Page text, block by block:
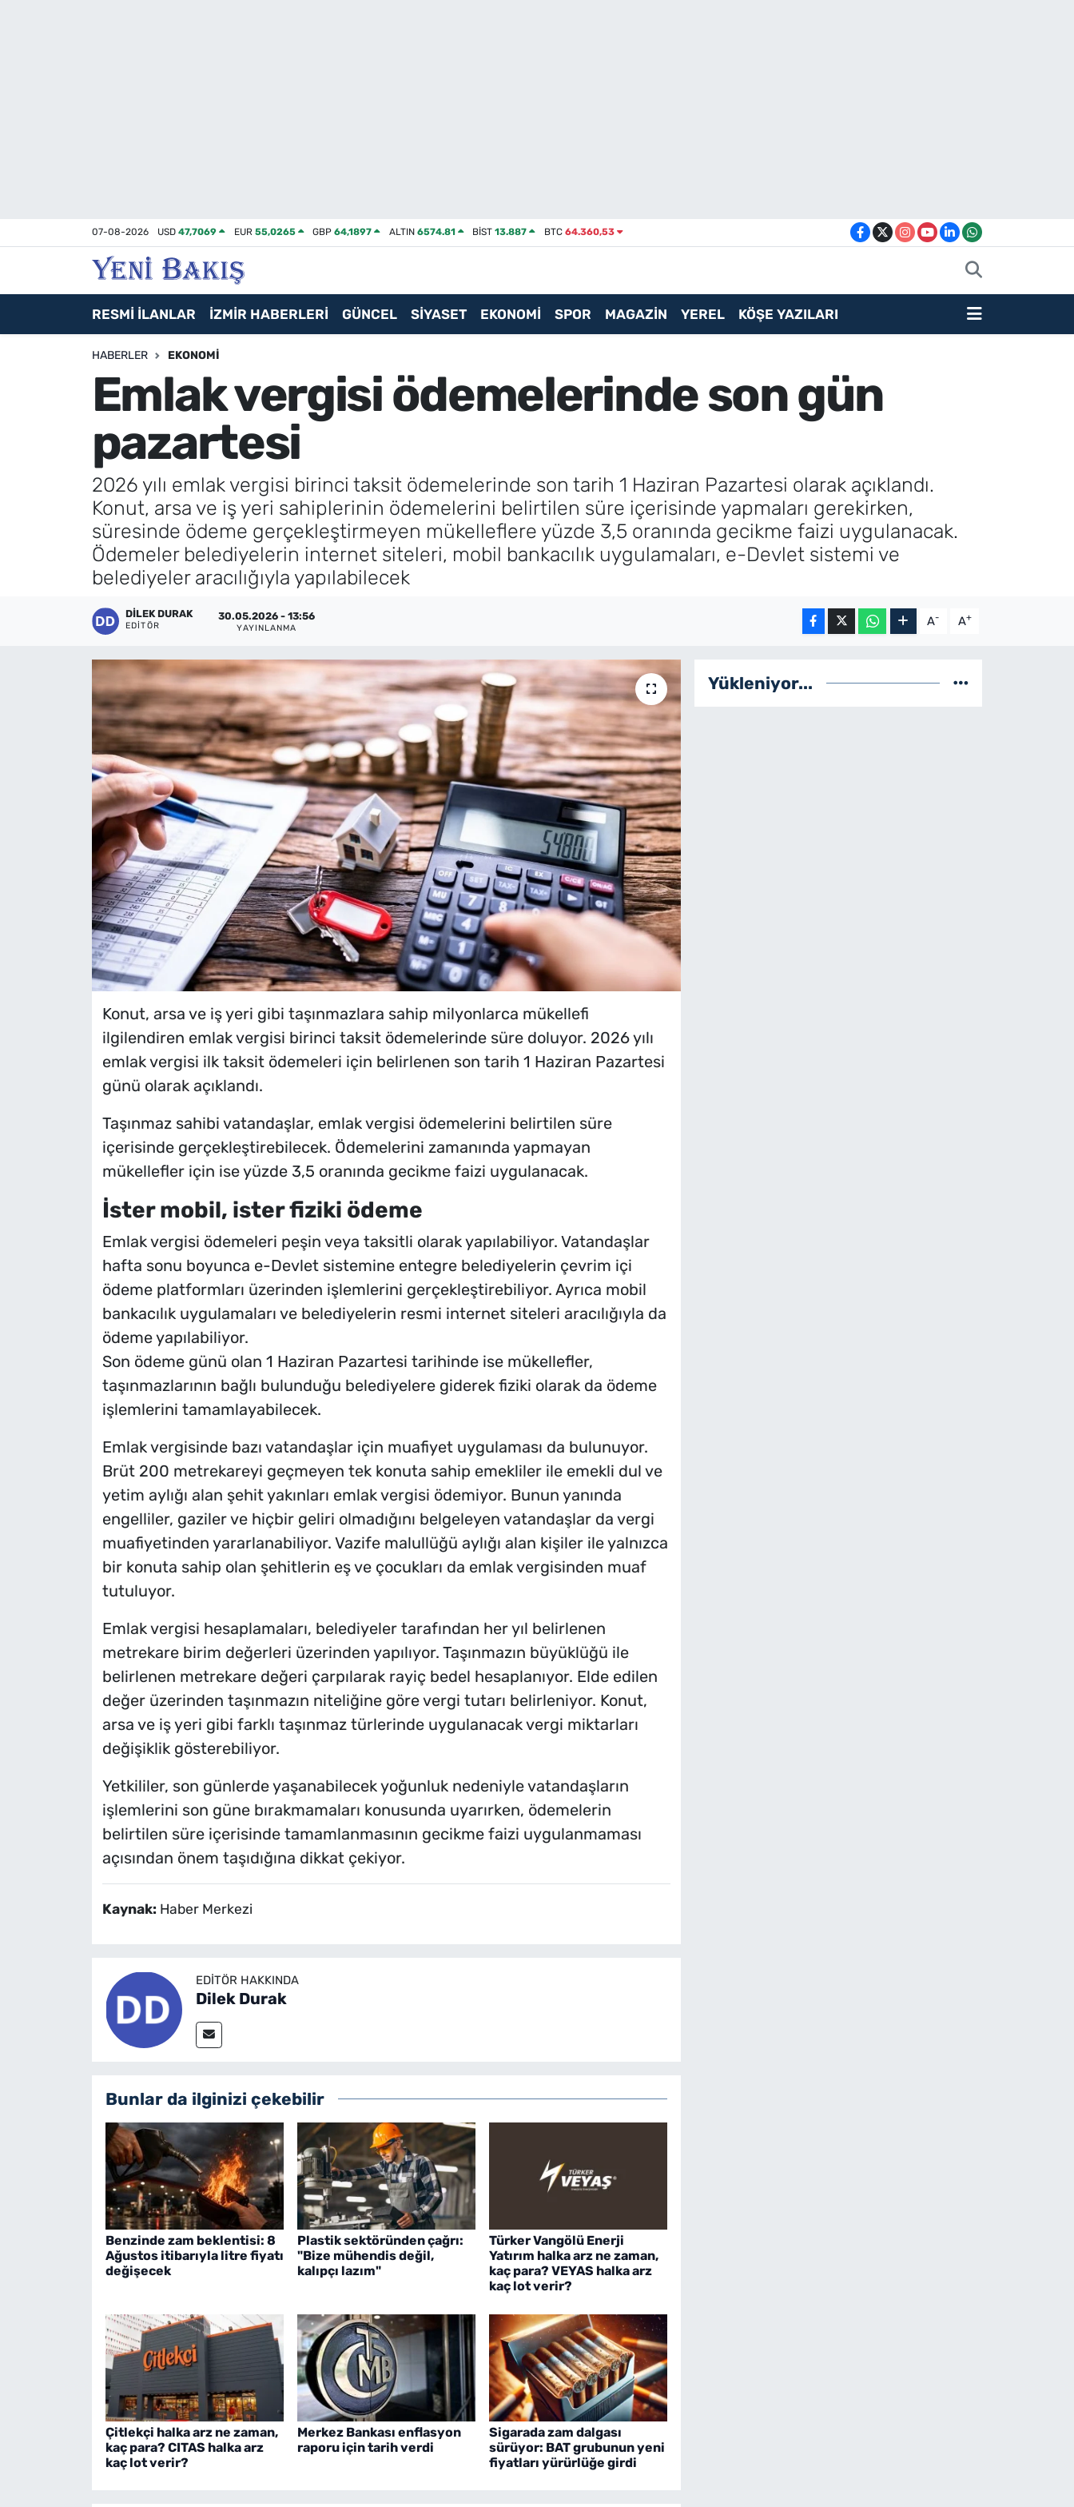
07-08-2026 USD47,7069 EUR 55,0265 GBP64,1897 ALTIN 6574.81 BİST13.887 BTC 64.360,53
RESMİ İLANLAR İZMİR HABERLERİ GÜNCEL SİYASET EKONOMİ SPOR MAGAZİN YEREL KÖŞE YAZILARI
HABERLER EKONOMI
Emlak vergisi ödemelerinde son gün
pazartesi
2026 yılı emlak vergisi birinci taksit ödemelerinde son tarih 1 Haziran Pazartesi olarak açıklandı.
Konut, arsa ve iş yeri sahiplerinin ödemelerini belirtilen süre içerisinde yapmaları gerekirken,
süresinde ödeme gerçekleştirmeyen mükelleflere yüzde 3,5 oranında gecikme faizi uygulanacak.
Ödemeler belediyelerin internet siteleri, mobil bankacılık uygulamaları, e-Devlet sistemi ve
belediyeler aracılığıyla yapılabilecek
DILEK DURAK
EDITÖR
30.05.2026 - 13:56
YAYINLANMA A- A+
Konut, arsa ve iş yeri gibi taşınmazlara sahip milyonlarca mükellefi
ilgilendiren emlak vergisi birinci taksit ödemelerinde süre doluyor. 2026 yılı
emlak vergisi ilk taksit ödemeleri için belirlenen son tarih 1 Haziran Pazartesi
günü olarak açıklandı.
Taşınmaz sahibi vatandaşlar, emlak vergisi ödemelerini belirtilen süre
içerisinde gerçekleştirebilecek. Ödemelerini zamanında yapmayan
mükellefler için ise yüzde 3,5 oranında gecikme faizi uygulanacak.
İster mobil, ister fiziki ödeme
Emlak vergisi ödemeleri peşin veya taksitli olarak yapılabiliyor. Vatandaşlar
hafta sonu boyunca e-Devlet sistemine entegre belediyelerin çevrim içi
ödeme platformları üzerinden işlemlerini gerçekleştirebiliyor. Ayrıca mobil
bankacılık uygulamaları ve belediyelerin resmi internet siteleri aracılığıyla da
ödeme yapılabiliyor.
Son ödeme günü olan 1 Haziran Pazartesi tarihinde ise mükellefler,
taşınmazlarının bağlı bulunduğu belediyelere giderek fiziki olarak da ödeme
işlemlerini tamamlayabilecek.
Emlak vergisinde bazı vatandaşlar için muafiyet uygulaması da bulunuyor.
Brüt 200 metrekareyi geçmeyen tek konuta sahip emekliler ile emekli dul ve
yetim aylığı alan şehit yakınları emlak vergisi ödemiyor. Bunun yanında
engelliler, gaziler ve hiçbir geliri olmadığını belgeleyen vatandaşlar da vergi
muafiyetinden yararlanabiliyor. Vazife malullüğü aylığı alan kişiler ile yalnızca
bir konuta sahip olan şehitlerin eş ve çocukları da emlak vergisinden muaf
tutuluyor.
Emlak vergisi hesaplamaları, belediyeler tarafından her yıl belirlenen
metrekare birim değerleri üzerinden yapılıyor. Taşınmazın büyüklüğü ile
belirlenen metrekare değeri çarpılarak rayiç bedel hesaplanıyor. Elde edilen
değer üzerinden taşınmazın niteliğine göre vergi tutarı belirleniyor. Konut,
arsa ve iş yeri gibi farklı taşınmaz türlerinde uygulanacak vergi miktarları
değişiklik gösterebiliyor.
Yetkililer, son günlerde yaşanabilecek yoğunluk nedeniyle vatandaşların
işlemlerini son güne bırakmamaları konusunda uyarırken, ödemelerin
belirtilen süre içerisinde tamamlanmasının gecikme faizi uygulanmaması
açısından önem taşıdığına dikkat çekiyor.
Kaynak: Haber Merkezi
EDITÖR HAKKINDA
Dilek Durak
Bunlar da ilginizi çekebilir
Benzinde zam beklentisi: 8
Ağustos itibarıyla litre fiyatı
değişecek
Plastik sektöründen çağrı:
"Bize mühendis değil,
kalıpçı lazım"
Türker Vangölü Enerji
Yatırım halka arz ne zaman,
kaç para? VEYAS halka arz
kaç lot verir?
Çitlekçi halka arz ne zaman,
kaç para? CITAS halka arz
kaç lot verir?
Merkez Bankası enflasyon
raporu için tarih verdi
Sigarada zam dalgası
sürüyor: BAT grubunun yeni
fiyatları yürürlüğe girdi
Yükleniyor...
Asayiş / Polis-Adliye
Magazin